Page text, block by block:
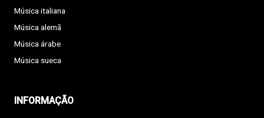
Música italiana
Música alemã
Música árabe
Música sueca
INFORMAÇÃO